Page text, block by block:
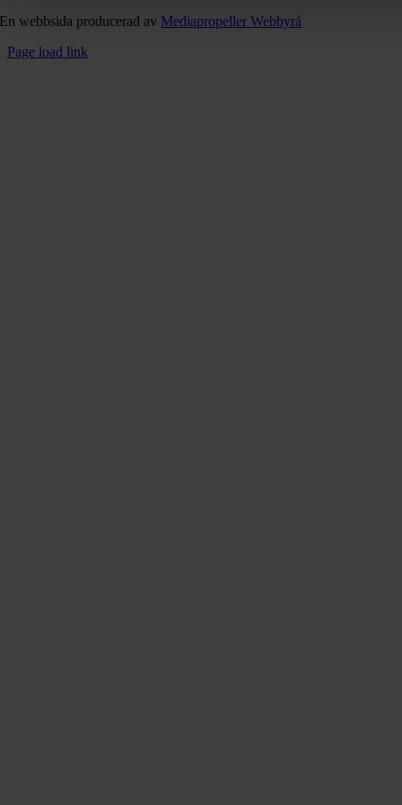
En webbsida producerad av Mediapropeller Webbyrå
Page load link